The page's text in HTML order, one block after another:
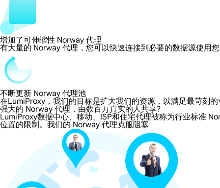
增加了可伸缩性 Norway 代理
有大量的 Norway 代理，您可以快速连接到必要的数据源使用
不断更新 Norway 代理池
在LumiProxy，我们的目标是扩大我们的资源，以满足最苛刻
强大的 Norway 代理，由数百万真实的人共享?
LumiProxy数据中心、移动、ISP和住宅代理被称为行业标准
位置的限制。我们的 Norway 代理克服阻塞